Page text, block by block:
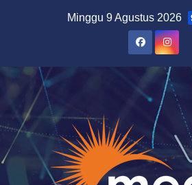
Minggu 9 Agustus 2026